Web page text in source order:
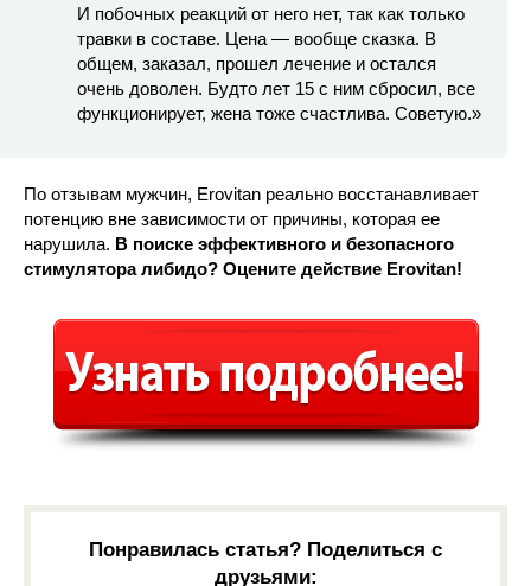
И побочных реакций от него нет, так как только
травки в составе. Цена — вообще сказка. В
общем, заказал, прошел лечение и остался
очень доволен. Будто лет 15 с ним сбросил, все
функционирует, жена тоже счастлива. Советую.»
По отзывам мужчин, Erovitan реально восстанавливает
потенцию вне зависимости от причины, которая ее
нарушила. В поиске эффективного и безопасного
стимулятора либидо? Оцените действие Erovitan!
Понравилась статья? Поделиться с
друзьями: